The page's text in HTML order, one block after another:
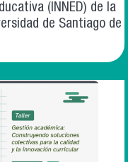
(INNED) de la
de Santiago de